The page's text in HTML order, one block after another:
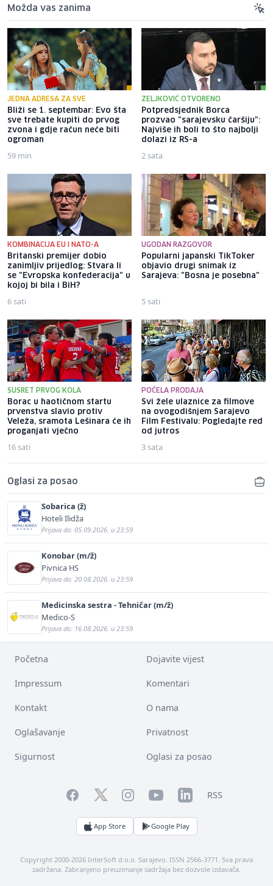
Možda vas zanima
JEDNA ADRESA ZA SVE
Bliži se 1. septembar: Evo šta
sve trebate kupiti do prvog
zvona i gdje račun neće biti
ogroman
59 min
ZELJKOVIĆ OTVORENO
Potpredsjednik Borca
prozvao "sarajevsku čaršiju":
Najviše ih boli to što najbolji
dolazi iz RS-a
2 sata
KOMBINACIJA EU I NATO-A
Britanski premijer dobio
zanimljiv prijedlog: Stvara li
se "Evropska konfederacija" u
kojoj bi bila i BiH?
6 sati
UGODAN RAZGOVOR
Popularni japanski TikToker
objavio drugi snimak iz
Sarajeva: "Bosna je posebna"
5 sati
SUSRET PRVOG KOLA
Borac u haotičnom startu
prvenstva slavio protiv
Veleža, sramota Lešinara će ih
proganjati vječno
16 sati
POČELA PRODAJA
Svi žele ulaznice za filmove
na ovogodišnjem Sarajevo
Film Festivalu: Pogledajte red
od jutros
3 sata
Oglasi za posao
Sobarica (ž)
Hoteli Ilidža
Prijava do: 05.09.2026. u 23:59
Konobar (m/ž)
Pivnica HS
Prijava do: 20.08.2026. u 23:59
Medicinska sestra - Tehničar (m/ž)
Medico-S
Prijava do: 16.08.2026. u 23:59
Početna Dojavite vijest
Impressum Komentari
Kontakt O nama
Oglašavanje Privatnost
Sigurnost Oglasi za posao
FacebookTwitterInstagramYouTubeLinkedInRSS
App Store Google Play
Copyright 2000-2026 InterSoft d.o.o. Sarajevo. ISSN 2566-3771. Sva prava
zadržana. Zabranjeno preuzimanje sadržaja bez dozvole izdavača.